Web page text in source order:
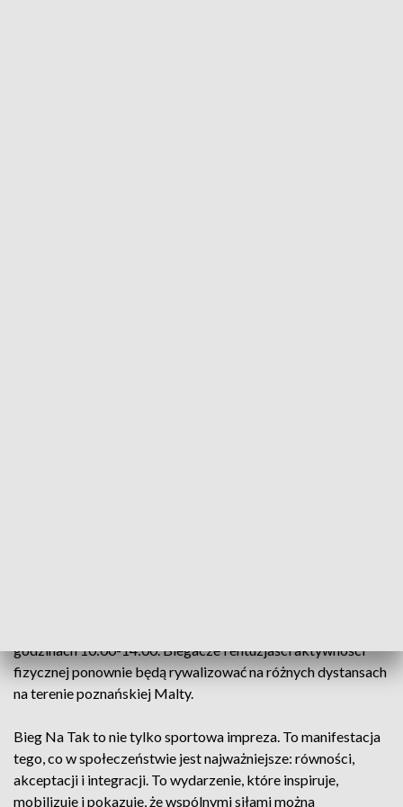
godzinach 10:00-14:00. Biegacze i entuzjaści aktywności
fizycznej ponownie będą rywalizować na różnych dystansach
na terenie poznańskiej Malty.
Bieg Na Tak to nie tylko sportowa impreza. To manifestacja
tego, co w społeczeństwie jest najważniejsze: równości,
akceptacji i integracji. To wydarzenie, które inspiruje,
mobilizuje i pokazuje, że wspólnymi siłami można